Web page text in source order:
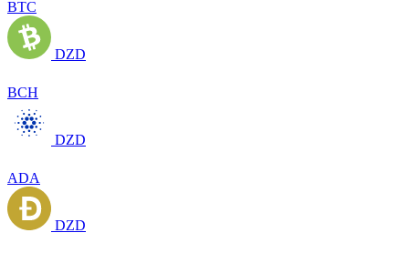
BTC
DZD
BCH
DZD
ADA
DZD